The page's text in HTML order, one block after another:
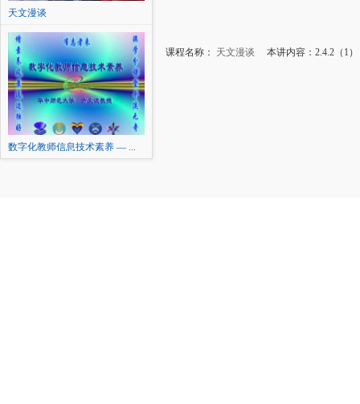
天文漫谈
数字化教师信息技术素养 — ...
课程名称： 天文漫谈 本讲内容：2.4.2（1）